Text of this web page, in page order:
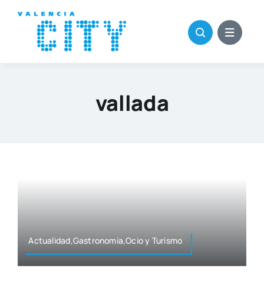
contenido
vallada
Actualidad,Gastronomía,Ocio y Turis­mo